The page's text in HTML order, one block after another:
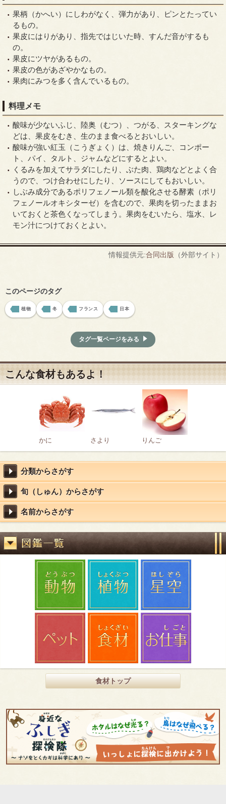
果柄（かへい）にしわがなく、弾力があり、ピンとたってい
るもの。
果皮にはりがあり、指先ではじいた時、すんだ音がするも
の。
果皮にツヤがあるもの。
果皮の色があざやかなもの。
果肉にみつを多く含んでいるもの。
料理メモ
酸味が少ないふじ、陸奥（むつ）、つがる、スターキングな
どは、果皮をむき、生のまま食べるとおいしい。
酸味が強い紅玉（こうぎょく）は、焼きりんご、コンポー
ト、パイ、タルト、ジャムなどにするとよい。
くるみを加えてサラダにしたり、ぶた肉、鶏肉などとよく合
うので、つけ合わせにしたり、ソースにしてもおいしい。
しぶみ成分であるポリフェノール類を酸化させる酵素（ポリ
フェノールオキシターゼ）を含むので、果肉を切ったままお
いておくと茶色くなってしまう。果肉をむいたら、塩水、レ
モン汁につけておくとよい。
情報提供元:合同出版 （外部サイト）
このページのタグ
植物 冬 フランス 日本
タグ一覧ページをみる
こんな食材もあるよ！
かに さより りんご
分類からさがす
旬（しゅん）からさがす
名前からさがす
食材トップ